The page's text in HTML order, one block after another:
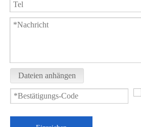
1000PSI geklemmter Kugelhahn PQ81F
Dateien anhängen